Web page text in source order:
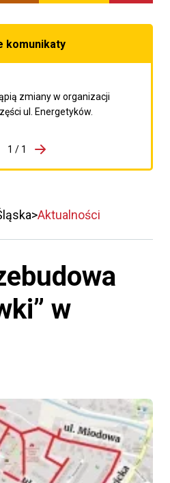
komunikaty
zmiany w organizacji
ul. Energetyków.
1 / 1
Przejdź do następnego
Aktualności
w